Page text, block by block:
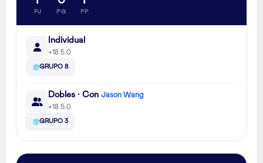
PJ PG PP
Individual
+18 5.0
GRUPO 8
Dobles · Con Jason Wang
+18 5.0
GRUPO 3